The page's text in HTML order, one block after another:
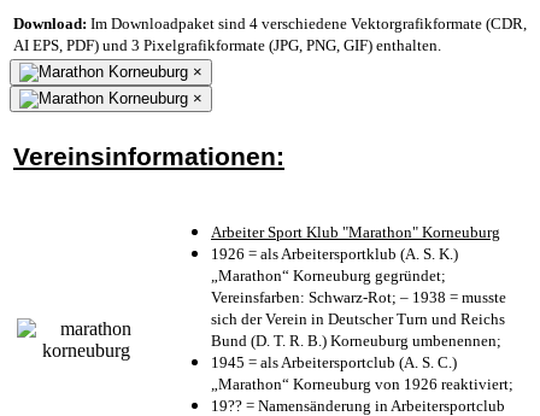
Download: Im Downloadpaket sind 4 verschiedene Vektorgrafikformate (CDR,
AI EPS, PDF) und 3 Pixelgrafikformate (JPG, PNG, GIF) enthalten.
×
×
Vereinsinformationen:
Arbeiter Sport Klub "Marathon" Korneuburg
1926 = als Arbeitersportklub (A. S. K.)
„Marathon“ Korneuburg gegründet;
Vereinsfarben: Schwarz-Rot; – 1938 = musste
sich der Verein in Deutscher Turn und Reichs
Bund (D. T. R. B.) Korneuburg umbenennen;
1945 = als Arbeitersportclub (A. S. C.)
„Marathon“ Korneuburg von 1926 reaktiviert;
19?? = Namensänderung in Arbeitersportclub